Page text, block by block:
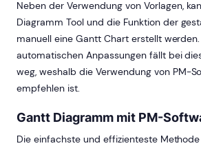
Neben der Verwendung von Vorlagen,
Diagramm Tool und die Funktion der
manuell eine Gantt Chart erstellt
automatischen Anpassungen fällt bei
weg, weshalb die Verwendung von PM-
empfehlen ist.
Gantt Diagramm mit PM-
Die einfachste und effizienteste